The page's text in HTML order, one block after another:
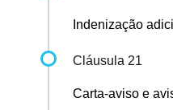
Indenização
Cláusula 21
Carta-aviso e